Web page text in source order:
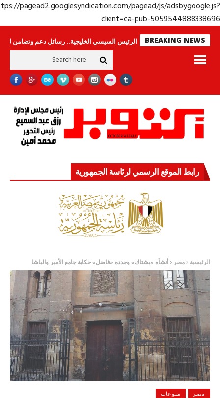
https://pagead2.googlesyndication.com/pagead/js/
client=ca-pub-
BREAKING NEWS
لا ينامون جولة الرئيس السيسي الخليجية.. رسائل دعم وتضامن للأشقاء
رابط الموقع الرسمي لرئاسة الجمهورية
الرئيسية مصر أنشأه «بشتاك» وجدده «فاضل» حكاية جامع الأمير والباشا
مصر منوعات